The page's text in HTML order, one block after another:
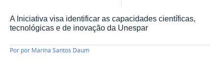
A Iniciativa visa identificar as capacidades científicas,
tecnológicas e de inovação da Unespar
Por por Marina Santos Daum